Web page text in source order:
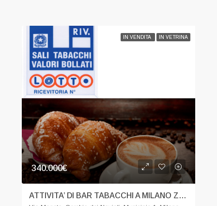
IN VENDITA IN VETRINA
340.000€
ATTIVITA’ DI BAR TABACCHI A MILANO ZONA CENTRO